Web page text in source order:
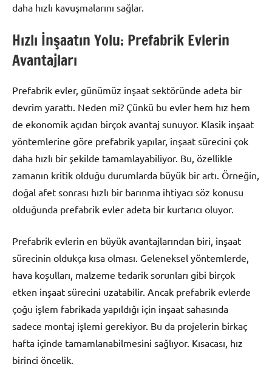
daha hızlı kavuşmalarını sağlar.
Hızlı İnşaatın Yolu: Prefabrik Evlerin
Avantajları
Prefabrik evler, günümüz inşaat sektöründe adeta bir
devrim yarattı. Neden mi? Çünkü bu evler hem hız hem
de ekonomik açıdan birçok avantaj sunuyor. Klasik inşaat
yöntemlerine göre prefabrik yapılar, inşaat sürecini çok
daha hızlı bir şekilde tamamlayabiliyor. Bu, özellikle
zamanın kritik olduğu durumlarda büyük bir artı. Örneğin,
doğal afet sonrası hızlı bir barınma ihtiyacı söz konusu
olduğunda prefabrik evler adeta bir kurtarıcı oluyor.
Prefabrik evlerin en büyük avantajlarından biri, inşaat
sürecinin oldukça kısa olması. Geleneksel yöntemlerde,
hava koşulları, malzeme tedarik sorunları gibi birçok
etken inşaat sürecini uzatabilir. Ancak prefabrik evlerde
çoğu işlem fabrikada yapıldığı için inşaat sahasında
sadece montaj işlemi gerekiyor. Bu da projelerin birkaç
hafta içinde tamamlanabilmesini sağlıyor. Kısacası, hız
birinci öncelik.